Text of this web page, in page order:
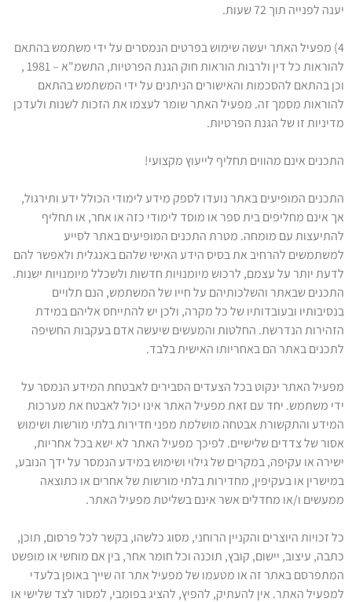
יענה לפנייה תוך 72 שעות.
4) מפעיל האתר יעשה שימוש בפרטים הנמסרים על ידי משתמש בהתאם
להוראות כל דין ולרבות הוראות חוק הגנת הפרטיות, התשמ"א – 1981 ,
וכן בהתאם להסכמות והאישורים הניתנים על ידי המשתמש בהתאם
להוראות מסמך זה. מפעיל האתר שומר לעצמו את הזכות לשנות ולעדכן
מדיניות זו של הגנת הפרטיות.
התכנים אינם מהווים תחליף לייעוץ מקצועי!
התכנים המופיעים באתר נועדו לספק מידע לימודי הכולל ידע ותירגול,
אך אינם מחליפים בית ספר או מוסד לימודי כזה או אחר, או תחליף
להתיעצות עם מומחה. מטרת התכנים המופיעים באתר לסייע
למשתמשים להרחיב את בסיס הידע האישי שלהם באנגלית ולאפשר להם
לדעת יותר על עצמם, לרכוש מיומנויות חדשות ולשכלל מיומנויות ישנות.
התכנים שבאתר והשלכותיהם על חייו של המשתמש, הנם תלויים
בנסיבותיו ובעובדותיו של כל מקרה, ולכן יש להתייחס אליהם במידת
הזהירות הנדרשת. החלטות והמעשים שיעשה אדם בעקבות החשיפה
לתכנים באתר הם באחריותו האישית בלבד.
מפעיל האתר ינקוט בכל הצעדים הסבירים לאבטחת המידע הנמסר על
ידי משתמש. יחד עם זאת מפעיל האתר אינו יכול לאבטח את מערכות
המידע והתקשורת אבטחה מושלמת מפני חדירות בלתי מורשות ושימוש
אסור של צדדים שלישיים. לפיכך מפעיל האתר לא ישא בכל אחריות,
ישירה או עקיפה, במקרים של גילוי ושימוש במידע הנמסר על ידך הנובע,
במישרין או בעקיפין, מחדירות בלתי מורשות של אחרים או כתוצאה
ממעשים ו/או מחדלים אשר אינם בשליטת מפעיל האתר.
כל זכויות היוצרים והקניין הרוחני, מסוג כלשהו, בקשר לכל פרסום, תוכן,
כתבה, עיצוב, יישום, קובץ, תוכנה וכל חומר אחר, בין אם מוחשי או מופשט
המתפרסם באתר זה או מטעמו של מפעיל אתר זה שייך באופן בלעדי
למפעיל האתר. אין להעתיק, להפיץ, להציג בפומבי, למסור לצד שלישי או